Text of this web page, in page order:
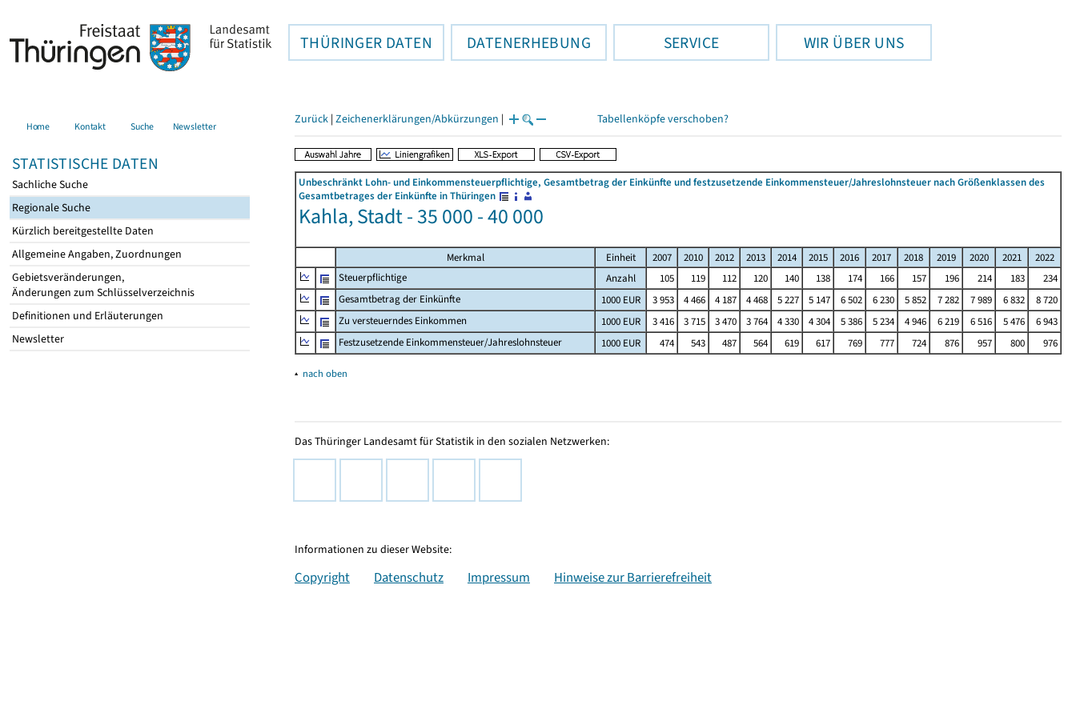
THÜRINGER DATEN DATENERHEBUNG SERVICE WIR ÜBER UNS
Home Kontakt Suche Newsletter
STATISTISCHE DATEN
Sachliche Suche
Regionale Suche
Kürzlich bereitgestellte Daten
Allgemeine Angaben, Zuordnungen
Gebietsveränderungen,
Änderungen zum Schlüsselverzeichnis
Definitionen und Erläuterungen
Newsletter
Zurück | Zeichenerklärungen/Abkürzungen | Tabellenköpfe verschoben?
Unbeschränkt Lohn- und Einkommensteuerpflichtige, Gesamtbetrag der Einkünfte und festzusetzende Einkommensteuer/Jahreslohnsteuer nach Größenklassen des
Gesamtbetrages der Einkünfte in Thüringen
Kahla, Stadt - 35 000 - 40 000
Merkmal Einheit 2007 2010 2012 2013 2014 2015 2016 2017 2018 2019 2020 2021
2022
Steuerpflichtige
Anzahl 105 119 112 120 140 138 174 166 157 196 214 183
234
Gesamtbetrag der Einkünfte
1000 EUR 3 953 4 466 4 187 4 468 5 227 5 147 6 502 6 230 5 852 7 282 7 989 6 832
8 720
Zu versteuerndes Einkommen
1000 EUR 3 416 3 715 3 470 3 764 4 330 4 304 5 386 5 234 4 946 6 219 6 516 5 476
6 943
Festzusetzende Einkommensteuer/Jahreslohnsteuer
1000 EUR 474 543 487 564 619 617 769 777 724 876 957 800 976
▴ nach oben
Das Thüringer Landesamt für Statistik in den sozialen Netzwerken:
Informationen zu dieser Website:
Copyright Datenschutz Impressum Hinweise zur Barrierefreiheit